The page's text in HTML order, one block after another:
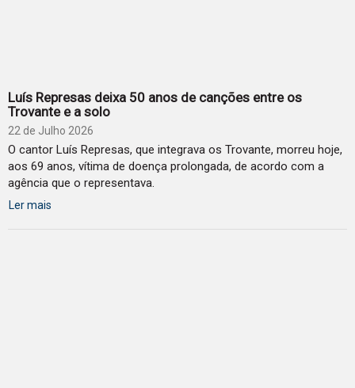
Luís Represas deixa 50 anos de canções entre os
Trovante e a solo
22 de Julho 2026
O cantor Luís Represas, que integrava os Trovante, morreu hoje,
aos 69 anos, vítima de doença prolongada, de acordo com a
agência que o representava.
Ler mais